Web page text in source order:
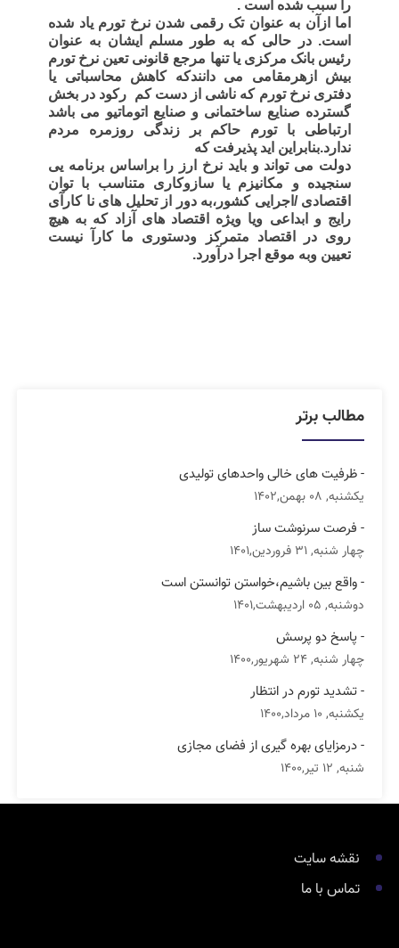
را سبب شده است .
اما ازآن به عنوان تک رقمی شدن نرخ تورم یاد شده
است. در حالی که به طور مسلم ایشان به عنوان
رئیس بانک مرکزی یا تنها مرجع قانونی تعین نرخ تورم
بیش ازهرمقامی می دانندکه کاهش محاسباتی یا
دفتری نرخ تورم که ناشی از دست کم رکود در بخش
گسترده صنایع ساختمانی و صنایع اتوماتیو می باشد
ارتباطی با تورم حاکم بر زندگی روزمره مردم
ندارد.بنابراین اید پذیرفت که
دولت می تواند و باید نرخ ارز را براساس برنامه یی
سنجیده و مکانیزم یا سازوکاری متناسب با توان
اقتصادی /اجرایی کشور،به دور از تحلیل های نا کارآی
رایج و ابداعی ویا ویژه اقتصاد های آزاد که به هیچ
روی در اقتصاد متمرکز ودستوری ما کارآ نیست
تعیین وبه موقع اجرا درآورد.
مطالب برتر
- ظرفیت های خالی واحدهای تولیدی
یکشنبه, 08 بهمن,1402
- فرصت سرنوشت ساز
چهار شنبه, 31 فروردین,1401
- واقع بین باشیم،خواستن توانستن است
دوشنبه, 05 اردیبهشت,1401
- پاسخ دو پرسش
چهار شنبه, 24 شهریور,1400
- تشدید تورم در انتظار
یکشنبه, 10 مرداد,1400
- درمزایای بهره گیری از فضای مجازی
شنبه, 12 تیر,1400
نقشه سایت
تماس با ما